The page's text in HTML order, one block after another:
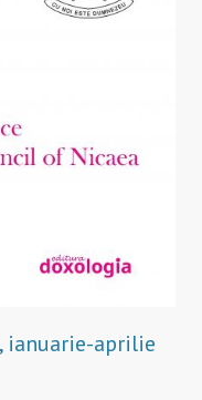
ianuarie-aprilie